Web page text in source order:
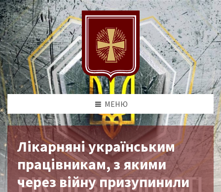
МЕНЮ
Лікарняні українським
працівникам, з якими
через війну призупинили